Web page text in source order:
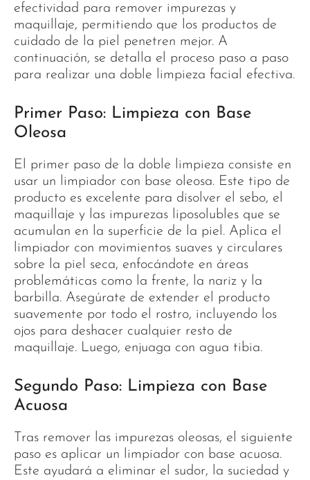
efectividad para remover impurezas y
maquillaje, permitiendo que los productos de
cuidado de la piel penetren mejor. A
continuación, se detalla el proceso paso a paso
para realizar una doble limpieza facial efectiva.
Primer Paso: Limpieza con Base
Oleosa
El primer paso de la doble limpieza consiste en
usar un limpiador con base oleosa. Este tipo de
producto es excelente para disolver el sebo, el
maquillaje y las impurezas liposolubles que se
acumulan en la superficie de la piel. Aplica el
limpiador con movimientos suaves y circulares
sobre la piel seca, enfocándote en áreas
problemáticas como la frente, la nariz y la
barbilla. Asegúrate de extender el producto
suavemente por todo el rostro, incluyendo los
ojos para deshacer cualquier resto de
maquillaje. Luego, enjuaga con agua tibia.
Segundo Paso: Limpieza con Base
Acuosa
Tras remover las impurezas oleosas, el siguiente
paso es aplicar un limpiador con base acuosa.
Este ayudará a eliminar el sudor, la suciedad y